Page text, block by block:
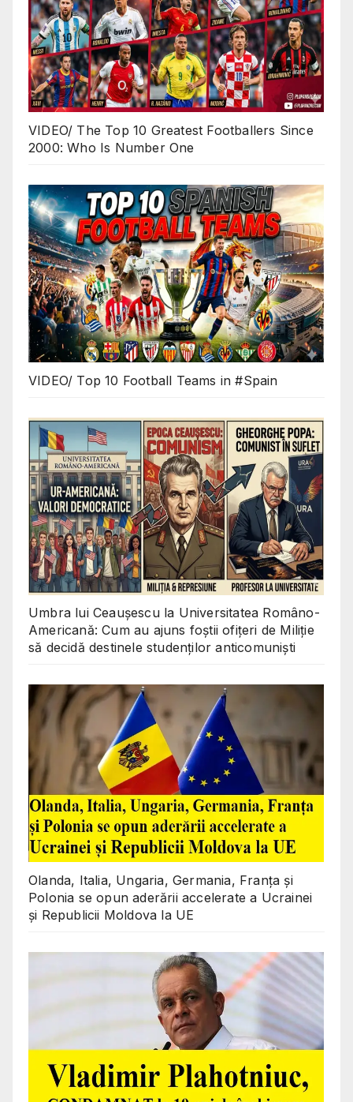
VIDEO/ The Top 10 Greatest Footballers Since
2000: Who Is Number One
VIDEO/ Top 10 Football Teams in #Spain
Umbra lui Ceaușescu la Universitatea Româno-
Americană: Cum au ajuns foștii ofițeri de Miliție
să decidă destinele studenților anticomuniști
Olanda, Italia, Ungaria, Germania, Franța și
Polonia se opun aderării accelerate a Ucrainei
și Republicii Moldova la UE